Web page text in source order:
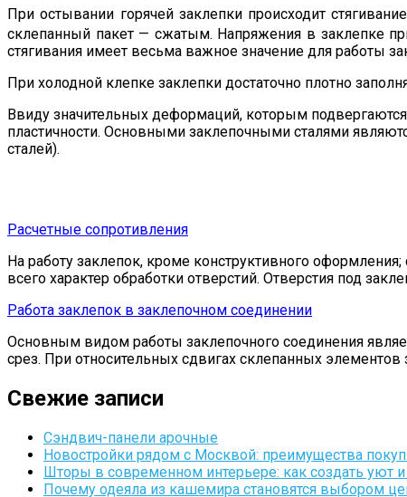
При остывании горячей заклепки происходит
склепанный пакет — сжатым. Напряжения в заклепке
стягивания имеет весьма важное значение для работы
При холодной клепке заклепки достаточно плотно
Ввиду значительных деформаций, которым
пластичности. Основными заклепочными сталями
сталей).
Расчетные сопротивления
На работу заклепок, кроме конструктивного
всего характер обработки отверстий. Отверстия под
Работа заклепок в заклепочном соединении
Основным видом работы заклепочного соединения
срез. При относительных сдвигах склепанных
Свежие записи
Сэндвич-панели арочные
Новостройки рядом с Москвой: преимущества
Шторы в современном интерьере: как создать уют
Почему одеяла из кашемира становятся выбором